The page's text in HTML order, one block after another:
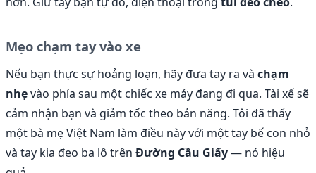
Mẹo chạm tay vào xe
Nếu bạn thực sự hoảng loạn, hãy đưa tay ra và chạm
nhẹvào phía sau một chiếc xe máy đang đi qua. Tài xế sẽ
cảm nhận bạn và giảm tốc theo bản năng. Tôi đã thấy
một bà mẹ Việt Nam làm điều này với một tay bế con nhỏ
và tay kia đeo ba lô trên Đường Cầu Giấy— nó hiệu